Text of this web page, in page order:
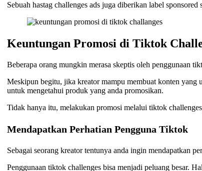
Sebuah hastag challenges ads juga diberikan label
Keuntungan Promosi di Tiktok
Beberapa orang mungkin merasa skeptis oleh penggunaan
Meskipun begitu, jika kreator mampu membuat konten yang
untuk mengetahui produk yang anda promosikan.
Tidak hanya itu, melakukan promosi melalui tiktok
Mendapatkan Perhatian Pengguna Tiktok
Sebagai seorang kreator tentunya anda ingin mendapatkan
Penggunaan tiktok challenges bisa menjadi peluang besar.